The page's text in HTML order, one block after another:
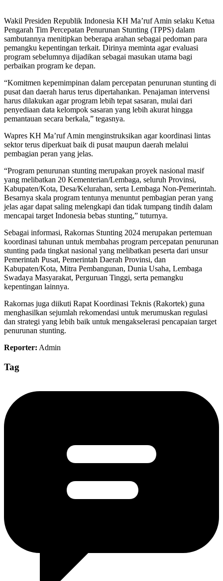
Wakil Presiden Republik Indonesia KH Ma’ruf Amin selaku Ketua
Pengarah Tim Percepatan Penurunan Stunting (TPPS) dalam
sambutannya menitipkan beberapa arahan sebagai pedoman para
pemangku kepentingan terkait. Dirinya meminta agar evaluasi
program sebelumnya dijadikan sebagai masukan utama bagi
perbaikan program ke depan.
“Komitmen kepemimpinan dalam percepatan penurunan stunting di
pusat dan daerah harus terus dipertahankan. Penajaman intervensi
harus dilakukan agar program lebih tepat sasaran, mulai dari
penyediaan data kelompok sasaran yang lebih akurat hingga
pemantauan secara berkala,” tegasnya.
Wapres KH Ma’ruf Amin menginstruksikan agar koordinasi lintas
sektor terus diperkuat baik di pusat maupun daerah melalui
pembagian peran yang jelas.
“Program penurunan stunting merupakan proyek nasional masif
yang melibatkan 20 Kementerian/Lembaga, seluruh Provinsi,
Kabupaten/Kota, Desa/Kelurahan, serta Lembaga Non-Pemerintah.
Besarnya skala program tentunya menuntut pembagian peran yang
jelas agar dapat saling melengkapi dan tidak tumpang tindih dalam
mencapai target Indonesia bebas stunting,” tuturnya.
Sebagai informasi, Rakornas Stunting 2024 merupakan pertemuan
koordinasi tahunan untuk membahas program percepatan penurunan
stunting pada tingkat nasional yang melibatkan peserta dari unsur
Pemerintah Pusat, Pemerintah Daerah Provinsi, dan
Kabupaten/Kota, Mitra Pembangunan, Dunia Usaha, Lembaga
Swadaya Masyarakat, Perguruan Tinggi, serta pemangku
kepentingan lainnya.
Rakornas juga diikuti Rapat Koordinasi Teknis (Rakortek) guna
menghasilkan sejumlah rekomendasi untuk merumuskan regulasi
dan strategi yang lebih baik untuk mengakselerasi pencapaian target
penurunan stunting.
Reporter: Admin
Tag